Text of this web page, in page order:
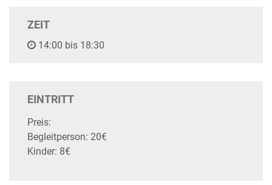
ZEIT
14:00 bis 18:30
EINTRITT
Preis:
Begleitperson: 20€
Kinder: 8€